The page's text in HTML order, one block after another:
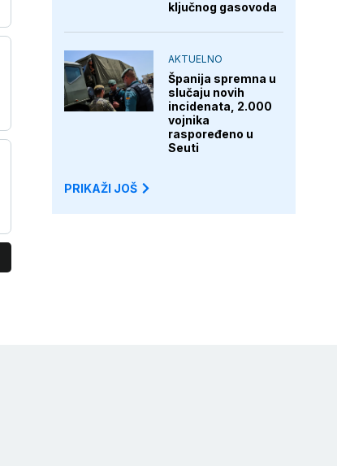
ključnog gasovoda
AKTUELNO
Španija spremna u
slučaju novih
incidenata, 2.000
vojnika
raspoređeno u
Seuti
PRIKAŽI JOŠ